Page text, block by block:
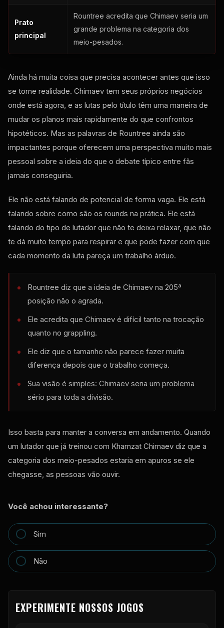
Prato
principal
Rountree acredita que Chimaev seria um
grande problema na categoria dos
meio-pesados.
Ainda há muita coisa que precisa acontecer antes que isso
se torne realidade. Chimaev tem seus próprios negócios
onde está agora, e as lutas pelo título têm uma maneira de
mudar os planos mais rapidamente do que confrontos
hipotéticos. Mas as palavras de Rountree ainda são
impactantes porque oferecem uma perspectiva muito mais
pessoal sobre a ideia do que o debate típico entre fãs
jamais conseguiria.
Ele não está falando de potencial de forma vaga. Ele está
falando sobre como são os rounds na prática. Ele está
falando do tipo de lutador que não te deixa relaxar, que não
te dá muito tempo para respirar e que pode fazer com que
cada momento da luta pareça um trabalho árduo.
Rountree diz que a ideia de Chimaev na 205ª
posição não o agrada.
Ele acredita que Chimaev é difícil tanto na trocação
quanto no grappling.
Ele diz que o tamanho não parece fazer muita
diferença depois que o trabalho começa.
Sua visão é simples: Chimaev seria um problema
sério para toda a divisão.
Isso basta para manter a conversa em andamento. Quando
um lutador que já treinou com Khamzat Chimaev diz que a
categoria dos meio-pesados ​​estaria em apuros se ele
chegasse, as pessoas vão ouvir.
Você achou interessante?
Sim
Não
EXPERIMENTE NOSSOS JOGOS